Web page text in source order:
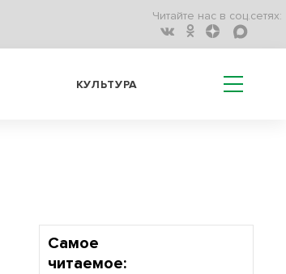
Читайте нас в соц.сетях:
КУЛЬТУРА
Самое
читаемое: